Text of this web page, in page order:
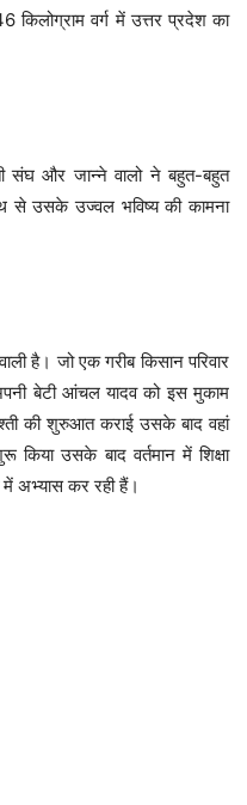
किलोग्राम वर्ग में उत्तर प्रदेश का
संघ और जान्ने वालो ने बहुत-बहुत
से उसके उज्वल भविष्य की कामना
है। जो एक गरीब किसान परिवार
बेटी आंचल यादव को इस मुकाम
की शुरुआत कराई उसके बाद वहां
उसके बाद वर्तमान में शिक्षा
अभ्यास कर रही हैं।